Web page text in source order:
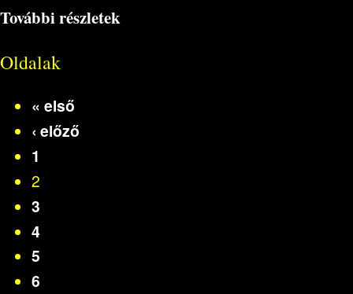
További részletek
Oldalak
« első
‹ előző
1
2
3
4
5
6